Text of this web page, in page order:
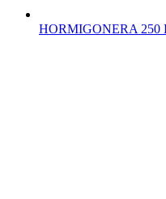
HORMIGONERA 250